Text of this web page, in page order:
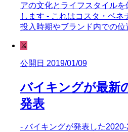
アの文化とライフスタイル
します - これはコスタ・ベ
投入時期やブランド内での
⚔️
公開日 2019/01/09
バイキングが最新
発表
- バイキングが発表した